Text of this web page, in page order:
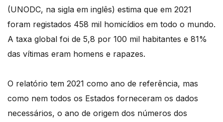
(UNODC, na sigla em inglês) estima que em 2021
foram registados 458 mil homicídios em todo o mundo.
A taxa global foi de 5,8 por 100 mil habitantes e 81%
das vítimas eram homens e rapazes.
O relatório tem 2021 como ano de referência, mas
como nem todos os Estados forneceram os dados
necessários, o ano de origem dos números dos